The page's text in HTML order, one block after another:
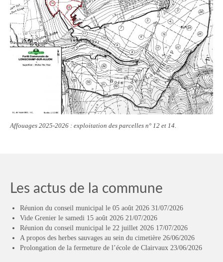
Affouages 2025-2026 : exploitation des parcelles n° 12 et 14.
Les actus de la commune
Réunion du conseil municipal le 05 août 2026 31/07/2026
Vide Grenier le samedi 15 août 2026 21/07/2026
Réunion du conseil municipal le 22 juillet 2026 17/07/2026
A propos des herbes sauvages au sein du cimetière 26/06/2026
Prolongation de la fermeture de l’école de Clairvaux 23/06/2026